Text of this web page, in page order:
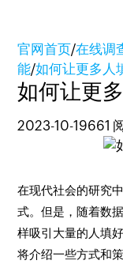
官网首页/在线调
能/如何让更多人
如何让更
2023-10-19661
在现代社会的研究中
式。但是，随着数
样吸引大量的人填
将介绍一些方式和